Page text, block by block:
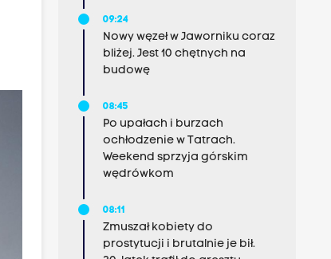
09:24
Nowy węzeł w Jaworniku coraz
bliżej. Jest 10 chętnych na
budowę
08:45
Po upałach i burzach
ochłodzenie w Tatrach.
Weekend sprzyja górskim
wędrówkom
08:11
Zmuszał kobiety do
prostytucji i brutalnie je bił.